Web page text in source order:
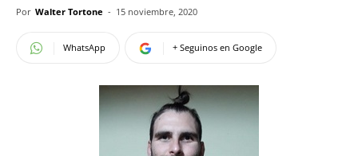
Por Walter Tortone - 15 noviembre, 2020
WhatsApp + Seguinos en Google